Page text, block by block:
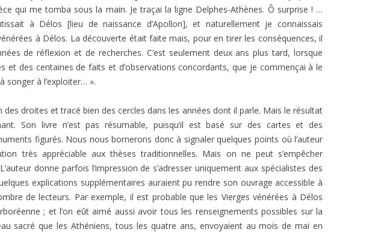
AOÛT 1968
E. T. Nº 291, AVRIL-MAI 1951
E. T. Nº 290, MARS 1951
MAGISTER. MANUAL DEL
COMPAÑERO.
MAGISTER. MANUAL DEL
MAESTRO SECRETO.
JEAN-PAUL GARNIER. BARRAS, ROI
DU DIRECTOIRE.
qui me tomba sous la main. Je traçai la ligne Delphes-Athènes. Ô surprise ! …
à Délos [lieu de naissance d’Apollon], et naturellement je connaissais
à Délos. La découverte était faite mais, pour en tirer les conséquences, il
de réflexion et de recherches. C’est seulement deux ans plus tard, lorsque
et des centaines de faits et d’observations concordants, que je commençai à le
songer à l’exploiter… ».
droites et tracé bien des cercles dans les années dont il parle. Mais le résultat
Son livre n’est pas résumable, puisqu’il est basé sur des cartes et des
figurés. Nous nous bornerons donc à signaler quelques points où l’auteur
très appréciable aux thèses traditionnelles. Mais on ne peut s’empêcher
donne parfois l’impression de s’adresser uniquement aux spécialistes des
explications supplémentaires auraient pu rendre son ouvrage accessible à
de lecteurs. Par exemple, il est probable que les Vierges vénérées à Délos
; et l’on eût aimé aussi avoir tous les renseignements possibles sur la
sacré que les Athéniens, tous les quatre ans, envoyaient au mois de mai en